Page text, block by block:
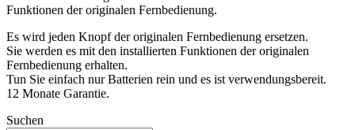
Funktionen der originalen Fernbedienung.
Es wird jeden Knopf der originalen Fernbedienung ersetzen.
Sie werden es mit den installierten Funktionen der originalen
Fernbedienung erhalten.
Tun Sie einfach nur Batterien rein und es ist verwendungsbereit.
12 Monate Garantie.
Suchen